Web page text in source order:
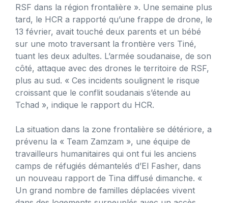
RSF dans la région frontalière ». Une semaine plus
tard, le HCR a rapporté qu’une frappe de drone, le
13 février, avait touché deux parents et un bébé
sur une moto traversant la frontière vers Tiné,
tuant les deux adultes. L’armée soudanaise, de son
côté, attaque avec des drones le territoire de RSF,
plus au sud. « Ces incidents soulignent le risque
croissant que le conflit soudanais s’étende au
Tchad », indique le rapport du HCR.
La situation dans la zone frontalière se détériore, a
prévenu la « Team Zamzam », une équipe de
travailleurs humanitaires qui ont fui les anciens
camps de réfugiés démantelés d’El Fasher, dans
un nouveau rapport de Tina diffusé dimanche. «
Un grand nombre de familles déplacées vivent